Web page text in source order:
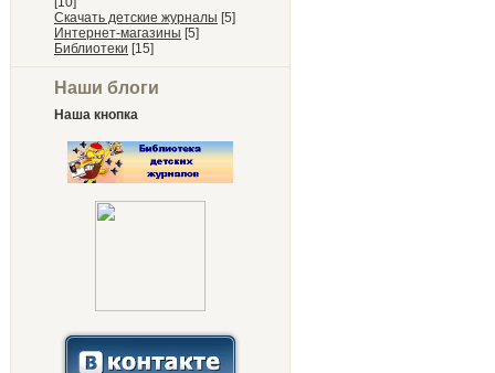
Скачать детские журналы [5]
Интернет-магазины [5]
Библиотеки [15]
Наши блоги
Наша кнопка